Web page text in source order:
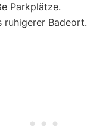
Parkplätze.
ruhigerer Badeort.